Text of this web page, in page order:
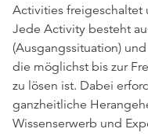
Activities freigeschaltet
Jede Activity besteht
(Ausgangssituation)
die möglichst bis zur
zu lösen ist. Dabei
ganzheitliche
Wissenserwerb und